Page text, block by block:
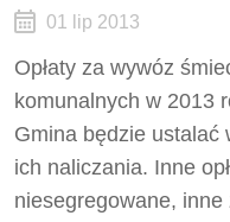
01 lip 2013
Opłaty za wywóz
komunalnych w 2013
Gmina będzie ustalać
ich naliczania. Inne
niesegregowane,